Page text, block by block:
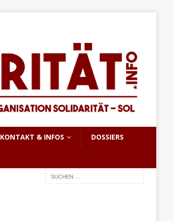
KONTAKT & INFOS DOSSIERS